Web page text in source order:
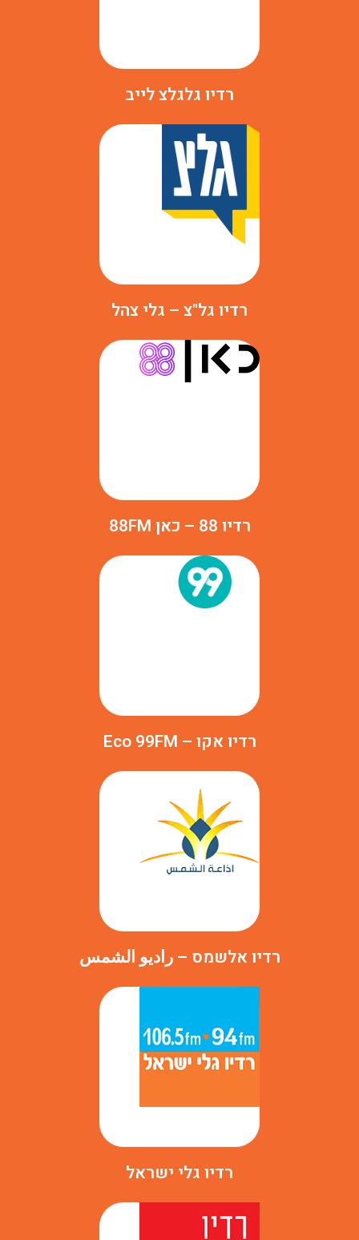
רדיו גלגלצ לייב
רדיו גל"צ – גלי צהל
רדיו 88 – כאן 88FM
רדיו אקו – Eco 99FM
רדיו אלשמס – راديو الشمس
רדיו גלי ישראל